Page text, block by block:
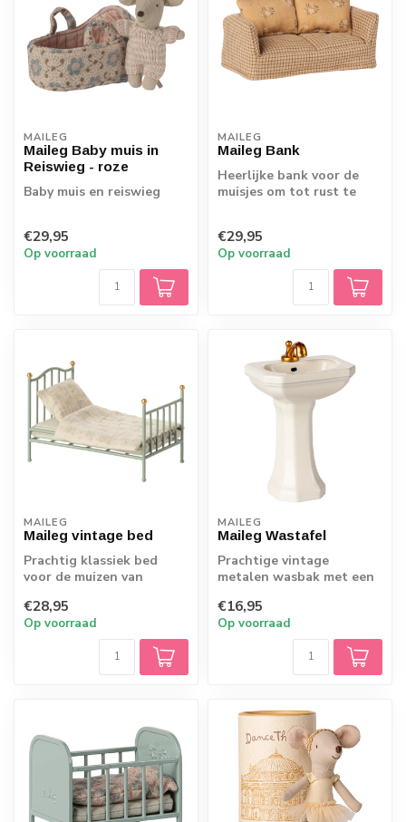
MAILEG
Maileg Baby muis in
Reiswieg - roze
Baby muis en reiswieg
€29,95
Op voorraad
MAILEG
Maileg Bank
Heerlijke bank voor de
muisjes om tot rust te
€29,95
Op voorraad
MAILEG
Maileg vintage bed
Prachtig klassiek bed
voor de muizen van
pronkstuk voor elk pop...
€28,95
Op voorraad
MAILEG
Maileg Wastafel
Prachtige vintage
metalen wasbak met een
houten kastje is prac...
€16,95
Op voorraad